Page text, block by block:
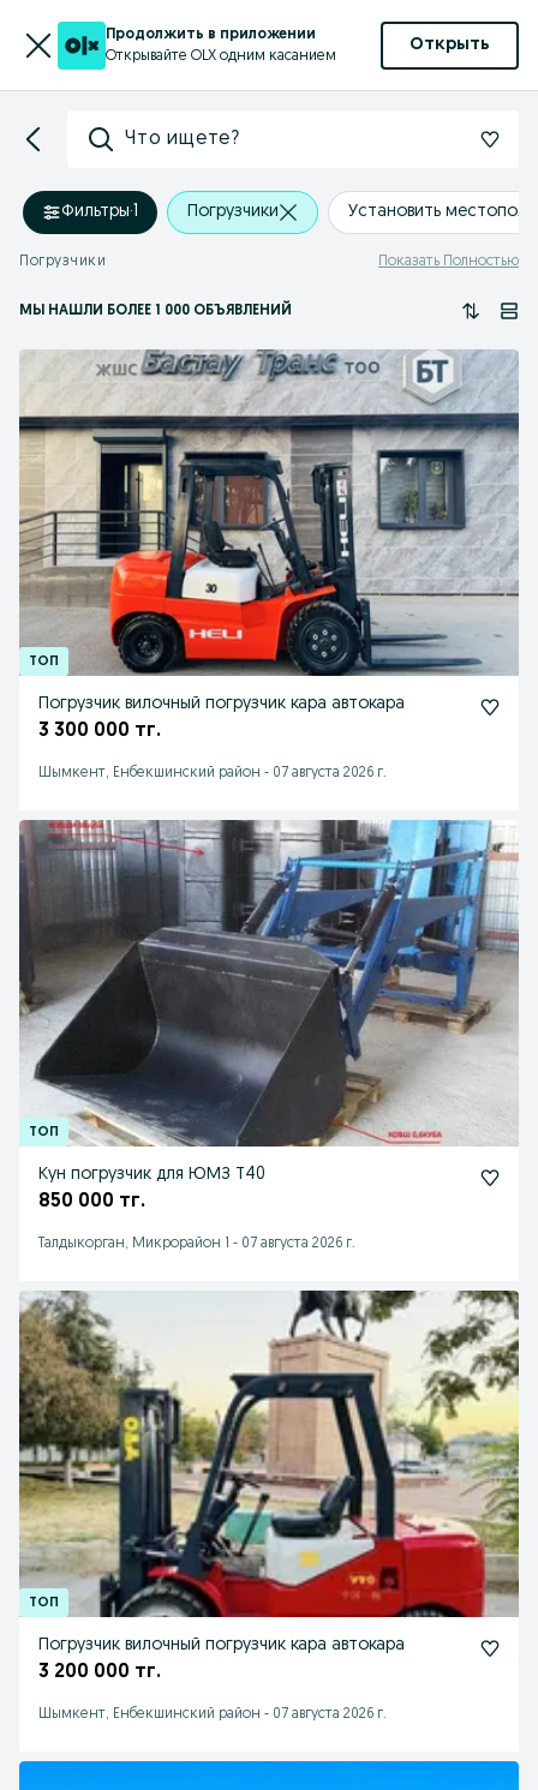
Продолжить в приложении
Открывайте OLX одним касанием
Открыть
Что ищете?
Фильтры·1 Погрузчики Установить
Погрузчики Показать Полностью
МЫ НАШЛИ БОЛЕЕ 1 000 ОБЪЯВЛЕНИЙ
Погрузчик вилочный погрузчик кара автокара
3 300 000 тг.
Шымкент, Енбекшинский район - 07 августа 2026 г.
Кун погрузчик для ЮМЗ Т40
850 000 тг.
Талдыкорган, Микрорайон 1 - 07 августа 2026 г.
Погрузчик вилочный погрузчик кара автокара
3 200 000 тг.
Шымкент, Енбекшинский район - 07 августа 2026 г.